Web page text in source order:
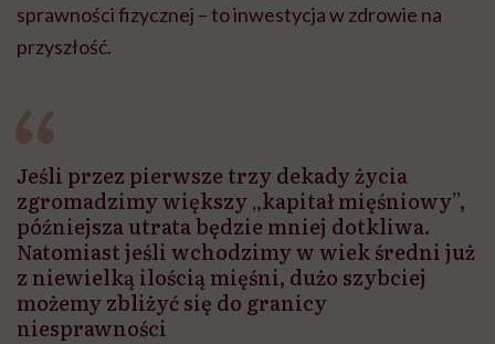
sprawności fizycznej – to inwestycja w zdrowie na
przyszłość.
Jeśli przez pierwsze trzy dekady życia
zgromadzimy większy „kapitał mięśniowy”,
późniejsza utrata będzie mniej dotkliwa.
Natomiast jeśli wchodzimy w wiek średni już
z niewielką ilością mięśni, dużo szybciej
możemy zbliżyć się do granicy
niesprawności